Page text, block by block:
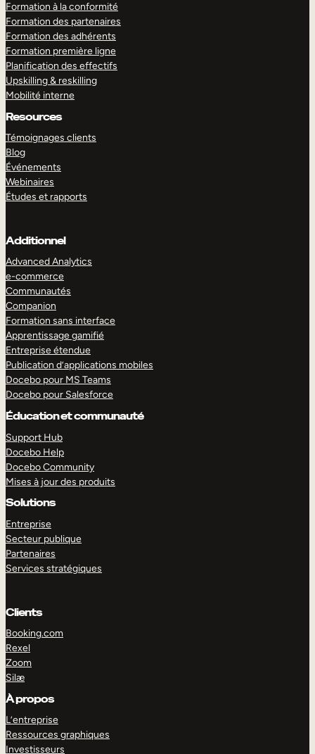
Formation à la conformité
Formation des partenaires
Formation des adhérents
Formation première ligne
Planification des effectifs
Upskilling & reskilling
Mobilité interne
Resources
Témoignages clients
Blog
Événements
Webinaires
Études et rapports
Additionnel
Advanced Analytics
e-commerce
Communautés
Companion
Formation sans interface
Apprentissage gamifié
Entreprise étendue
Publication d’applications mobiles
Docebo pour MS Teams
Docebo pour Salesforce
Éducation et communauté
Support Hub
Docebo Help
Docebo Community
Mises à jour des produits
Solutions
Entreprise
Secteur publique
Partenaires
Services stratégiques
Clients
Booking.com
Rexel
Zoom
Silæ
À propos
L’entreprise
Ressources graphiques
Investisseurs